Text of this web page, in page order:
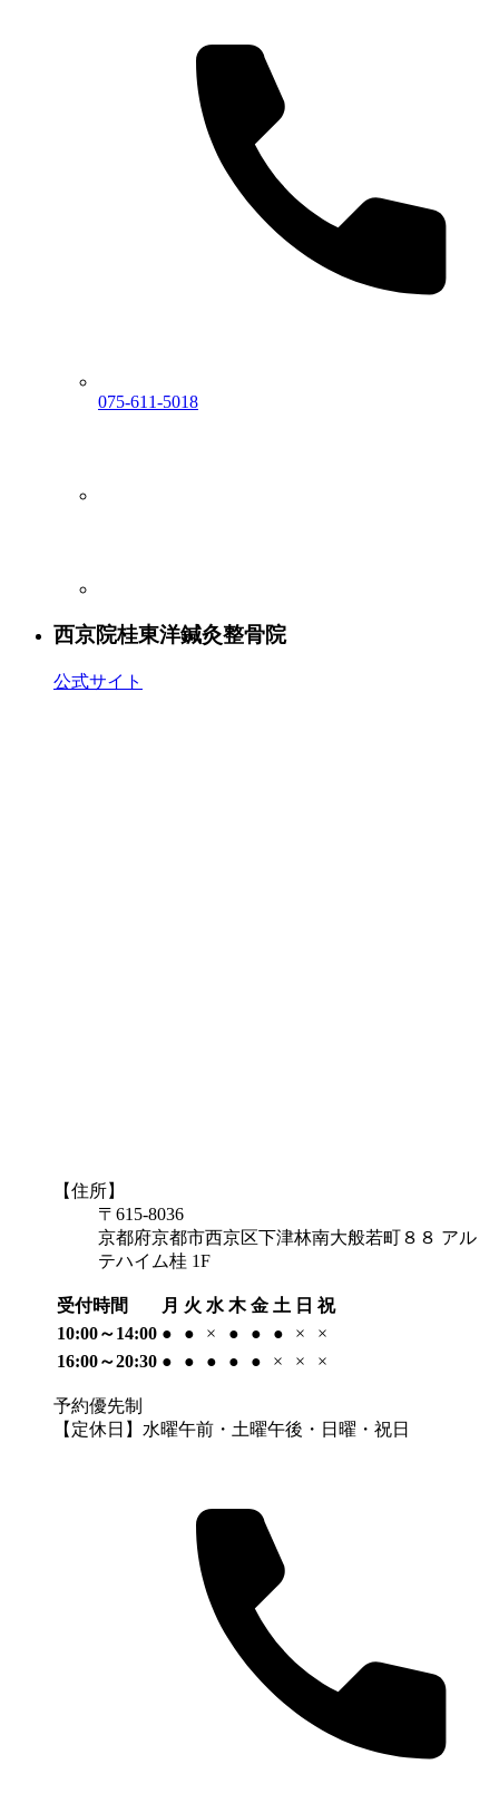
075-611-5018
西京院桂東洋鍼灸整骨院
公式サイト
【住所】
〒615-8036
京都府京都市西京区下津林南大般若町８８ アル
テハイム桂 1F
受付時間 月 火 水 木 金 土 日 祝
10:00～14:00 ● ● × ● ● ● ×
×
16:00～20:30 ● ● ● ● ● × × ×
予約優先制
【定休日】水曜午前・土曜午後・日曜・祝日